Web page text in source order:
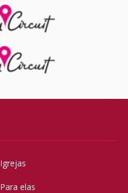
Igrejas
Para elas